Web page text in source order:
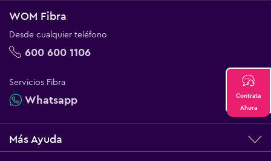
WOM Fibra
Desde cualquier teléfono
600 600 1106
Servicios Fibra
Whatsapp
Más Ayuda
Contrata
Ahora